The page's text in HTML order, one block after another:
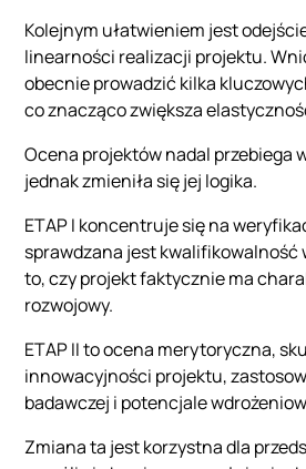
Kolejnym ułatwieniem jest
linearności realizacji projektu.
obecnie prowadzić kilka
co znacząco zwiększa
Ocena projektów nadal przebiega
jednak zmieniła się jej logika.
ETAP I koncentruje się na
sprawdzana jest kwalifikowalność
to, czy projekt faktycznie ma
rozwojowy.
ETAP II to ocena merytoryczna,
innowacyjności projektu,
badawczej i potencjale
Zmiana ta jest korzystna dla